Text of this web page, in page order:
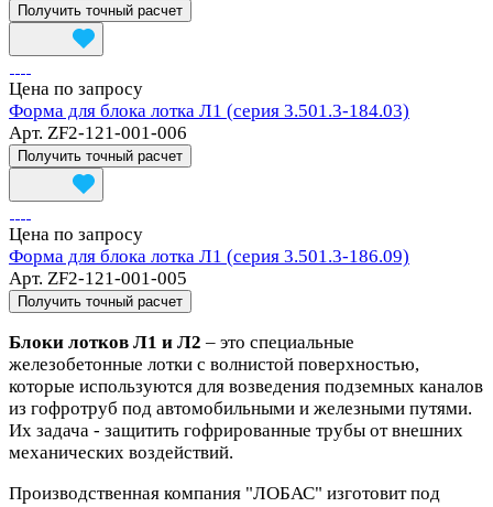
Получить точный расчет
Цена по запросу
Форма для блока лотка Л1 (серия 3.501.3-184.03)
Арт. ZF2-121-001-006
Получить точный расчет
Цена по запросу
Форма для блока лотка Л1 (серия 3.501.3-186.09)
Арт. ZF2-121-001-005
Получить точный расчет
Блоки лотков Л1 и Л2 – это специальные
железобетонные лотки с волнистой поверхностью,
которые используются для возведения подземных каналов
из гофротруб под автомобильными и железными путями.
Их задача - защитить гофрированные трубы от внешних
механических воздействий.
Производственная компания "ЛОБАС" изготовит под